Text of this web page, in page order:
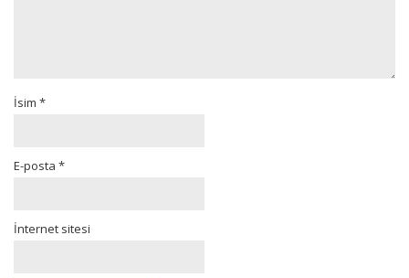
İsim *
E-posta *
İnternet sitesi